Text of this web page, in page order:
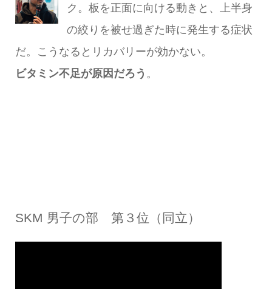
ク。板を正面に向ける動きと、上半身
の絞りを被せ過ぎた時に発生する症状
だ。こうなるとリカバリーが効かない。
ビタミン不足が原因だろう 。
SKM 男子の部 第３位（同立）